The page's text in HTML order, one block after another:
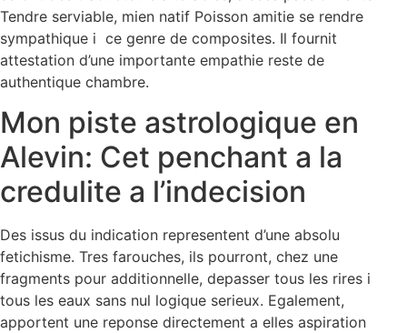
Tendre serviable, mien natif Poisson amitie se rendre
sympathique i ce genre de composites. Il fournit
attestation d’une importante empathie reste de
authentique chambre.
Mon piste astrologique en
Alevin: Cet penchant a la
credulite a l’indecision
Des issus du indication representent d’une absolu
fetichisme. Tres farouches, ils pourront, chez une
fragments pour additionnelle, depasser tous les rires i
tous les eaux sans nul logique serieux. Egalement,
apportent une reponse directement a elles aspiration